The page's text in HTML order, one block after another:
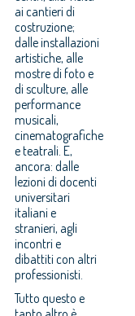
ai cantieri di
costruzione;
dalle installazioni
artistiche, alle
mostre di foto e
di sculture, alle
performance
musicali,
cinematografiche
e teatrali. E,
ancora: dalle
lezioni di docenti
universitari
italiani e
stranieri, agli
incontri e
dibattiti con altri
professionisti.
Tutto questo e